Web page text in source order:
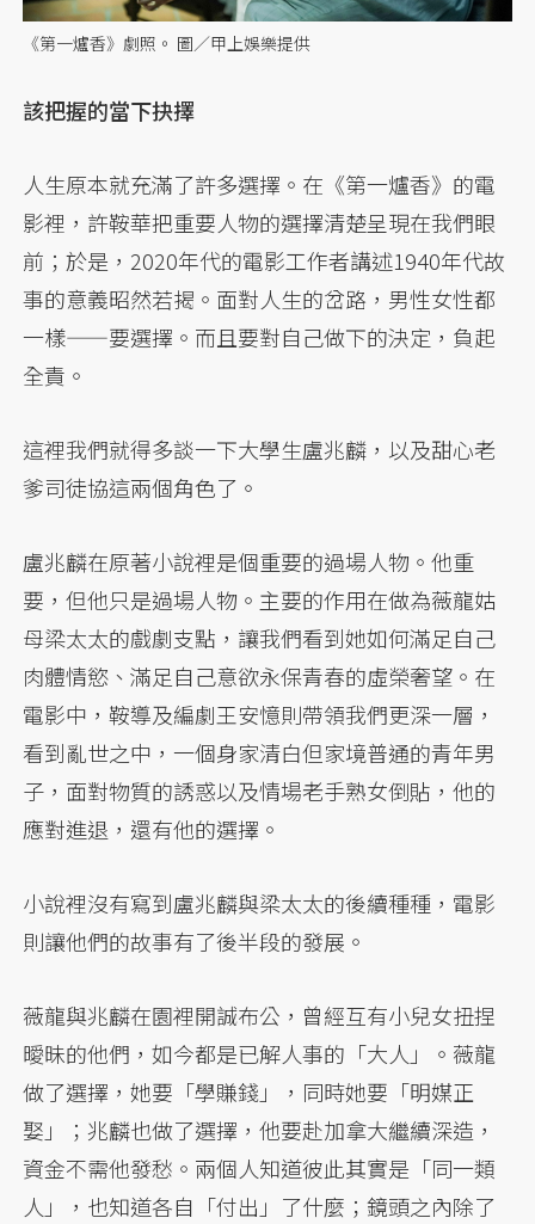
《第一爐香》劇照。 圖／甲上娛樂提供
該把握的當下抉擇
人生原本就充滿了許多選擇。在《第一爐香》的電
影裡，許鞍華把重要人物的選擇清楚呈現在我們眼
前；於是，2020年代的電影工作者講述1940年代故
事的意義昭然若揭。面對人生的岔路，男性女性都
一樣——要選擇。而且要對自己做下的決定，負起
全責。
這裡我們就得多談一下大學生盧兆麟，以及甜心老
爹司徒協這兩個角色了。
盧兆麟在原著小說裡是個重要的過場人物。他重
要，但他只是過場人物。主要的作用在做為薇龍姑
母梁太太的戲劇支點，讓我們看到她如何滿足自己
肉體情慾、滿足自己意欲永保青春的虛榮奢望。在
電影中，鞍導及編劇王安憶則帶領我們更深一層，
看到亂世之中，一個身家清白但家境普通的青年男
子，面對物質的誘惑以及情場老手熟女倒貼，他的
應對進退，還有他的選擇。
小說裡沒有寫到盧兆麟與梁太太的後續種種，電影
則讓他們的故事有了後半段的發展。
薇龍與兆麟在園裡開誠布公，曾經互有小兒女扭捏
曖昧的他們，如今都是已解人事的「大人」。薇龍
做了選擇，她要「學賺錢」，同時她要「明媒正
娶」；兆麟也做了選擇，他要赴加拿大繼續深造，
資金不需他發愁。兩個人知道彼此其實是「同一類
人」，也知道各自「付出」了什麼；鏡頭之內除了